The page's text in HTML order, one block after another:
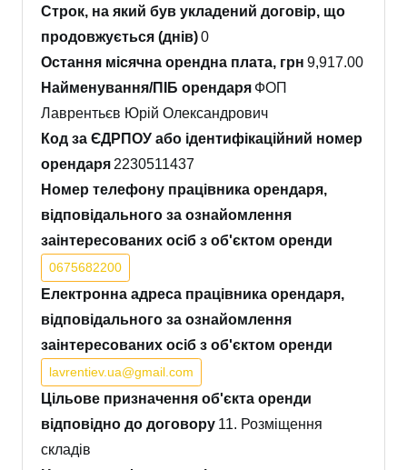
Строк, на який був укладений договір, що
продовжується (днів)0
Остання місячна орендна плата, грн 9,917.00
Найменування/ПІБ орендаря ФОП
Лаврентьєв Юрій Олександрович
Код за ЄДРПОУ або ідентифікаційний номер
орендаря 2230511437
Номер телефону працівника орендаря,
відповідального за ознайомлення
заінтересованих осіб з об'єктом оренди
0675682200
Електронна адреса працівника орендаря,
відповідального за ознайомлення
заінтересованих осіб з об'єктом оренди
lavrentiev.ua@gmail.com
Цільове призначення об'єкта оренди
відповідно до договору 11. Розміщення
складів